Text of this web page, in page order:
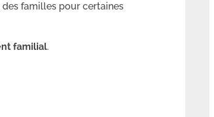
familles pour certaines
familial.